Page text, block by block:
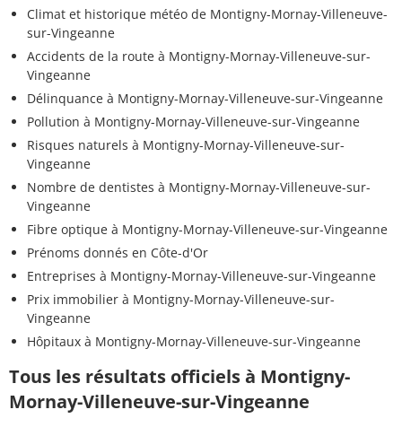
Climat et historique météo de Montigny-Mornay-Villeneuve-
sur-Vingeanne
Accidents de la route à Montigny-Mornay-Villeneuve-sur-
Vingeanne
Délinquance à Montigny-Mornay-Villeneuve-sur-Vingeanne
Pollution à Montigny-Mornay-Villeneuve-sur-Vingeanne
Risques naturels à Montigny-Mornay-Villeneuve-sur-
Vingeanne
Nombre de dentistes à Montigny-Mornay-Villeneuve-sur-
Vingeanne
Fibre optique à Montigny-Mornay-Villeneuve-sur-Vingeanne
Prénoms donnés en Côte-d'Or
Entreprises à Montigny-Mornay-Villeneuve-sur-Vingeanne
Prix immobilier à Montigny-Mornay-Villeneuve-sur-
Vingeanne
Hôpitaux à Montigny-Mornay-Villeneuve-sur-Vingeanne
Tous les résultats officiels à Montigny-
Mornay-Villeneuve-sur-Vingeanne